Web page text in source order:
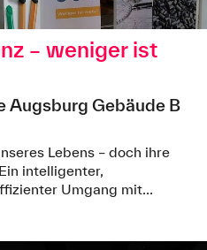
– weniger ist mehr” ist vom
– weniger ist
Augsburg Gebäude B
Lebens – doch ihre
intelligenter,
Umgang mit...